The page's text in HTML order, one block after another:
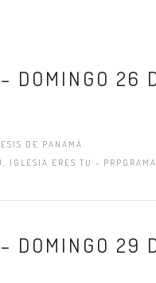
DOMINGO 26
DE PANAMÁ
, IGLESIA ERES TU - PRPGRAMA
DOMINGO 29